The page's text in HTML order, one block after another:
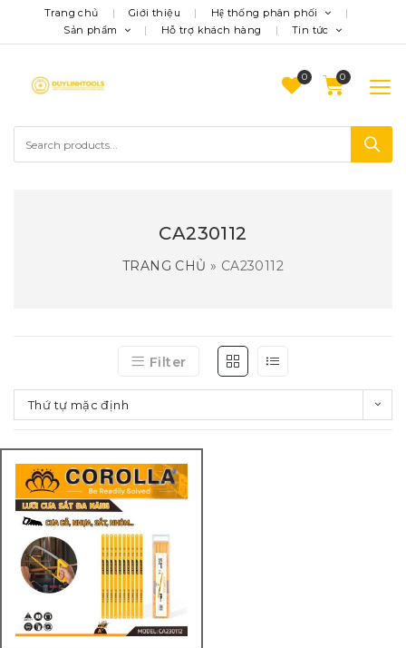
Trang chủ Giới thiệu
Hệ thống phân phối
Sản phẩm
Hỗ trợ khách hàng Tin tức
0
CA230112
TRANG CHỦ » CA230112
Filter
Thứ tự mặc định